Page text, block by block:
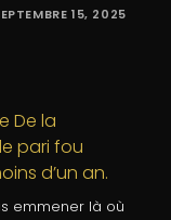
15, 2025
emmener là où